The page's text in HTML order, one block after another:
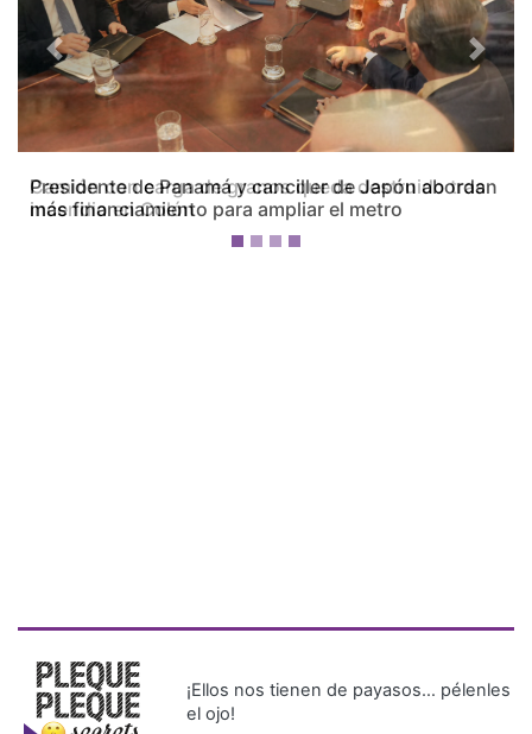
Camión con carga de granos queda destruido tras
incendio en Colón
Previous Next
¡Ellos nos tienen de payasos… pélenles
el ojo!